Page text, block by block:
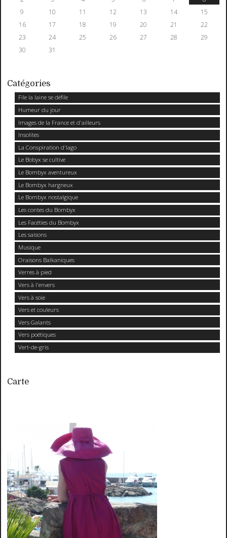
9
10 11 12 13 14
15
16
17 18 19 20 21
22
23
24 25 26 27 28
29
30
31
Catégories
File la laine se défile
Humeur du jour
Images de la France et d'ailleurs
Insolites
La Conspiration d'Iago
Le Bobyx se cultive
Le Bombyx aventureux
Le Bombyx hargneux
Le Bombyx nostalgique
Les contes du Bombyx
Les Facéties du Bombyx
Les saisons
Musique
Oraisons Balkaniques
Verres à pied
Vers à l'envers
Vers à soie
Vers et couleurs
Vers Galants
Vers poétiques
Vert-de-gris
Carte